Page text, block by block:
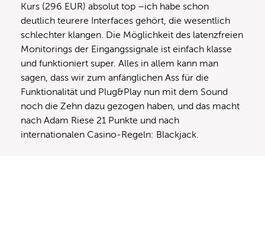
Kurs (296 EUR) absolut top –ich habe schon
deutlich teurere Interfaces gehört, die wesentlich
schlechter klangen. Die Möglichkeit des latenzfreien
Monitorings der Eingangssignale ist einfach klasse
und funktioniert super. Alles in allem kann man
sagen, dass wir zum anfänglichen Ass für die
Funktionalität und Plug&Play nun mit dem Sound
noch die Zehn dazu gezogen haben, und das macht
nach Adam Riese 21 Punkte und nach
internationalen Casino-Regeln: Blackjack.